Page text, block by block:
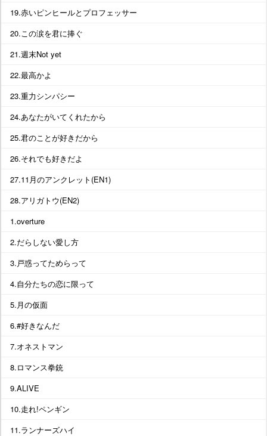
19.赤いピンヒールとプロフェッサー
20.この涙を君に捧ぐ
21.週末Not yet
22.最高かよ
23.重力シンパシー
24.あなたがいてくれたから
25.君のことが好きだから
26.それでも好きだよ
27.11月のアンクレット(EN1)
28.アリガトウ(EN2)
1.overture
2.だらしない愛し方
3.戸惑ってためらって
4.自分たちの恋に限って
5.月の仮面
6.#好きなんだ
7.オネストマン
8.ロマンス拳銃
9.ALIVE
10.走れ!ペンギン
11.ランナーズハイ